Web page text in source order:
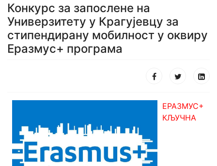
Конкурс за запослене на
Универзитету у Крагујевцу за
стипендирану мобилност у оквиру
Еразмус+ програма
ЕРАЗМУС+
КЉУЧНА